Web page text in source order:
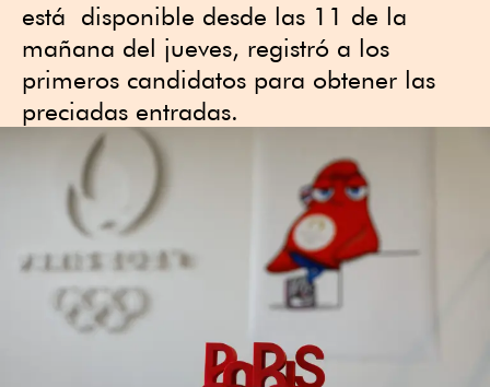
está disponible desde las 11 de la
mañana del jueves, registró a los
primeros candidatos para obtener las
preciadas entradas.